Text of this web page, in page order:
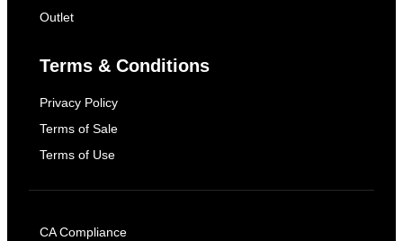
Outlet
Terms & Conditions
Privacy Policy
Terms of Sale
Terms of Use
CA Compliance